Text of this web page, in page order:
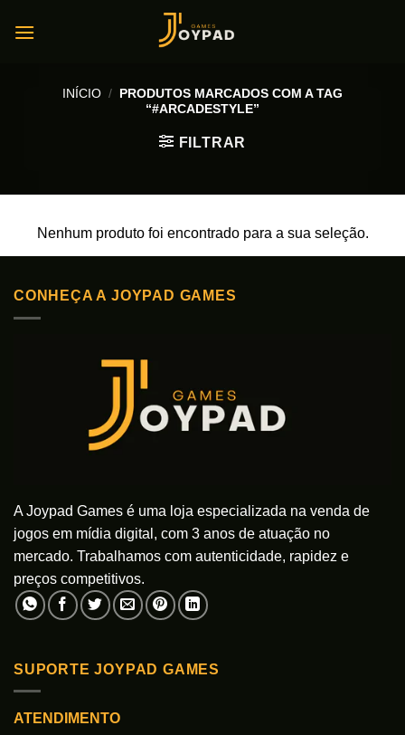
INÍCIO / PRODUTOS MARCADOS COM A TAG
“#ARCADESTYLE”
FILTRAR
Nenhum produto foi encontrado para a sua seleção.
CONHEÇA A JOYPAD GAMES
A Joypad Games é uma loja especializada na venda de
jogos em mídia digital, com 3 anos de atuação no
mercado. Trabalhamos com autenticidade, rapidez e
preços competitivos.
SUPORTE JOYPAD GAMES
ATENDIMENTO